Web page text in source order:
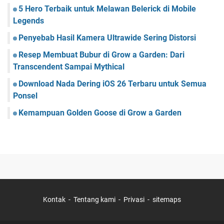
5 Hero Terbaik untuk Melawan Belerick di Mobile
Legends
Penyebab Hasil Kamera Ultrawide Sering Distorsi
Resep Membuat Bubur di Grow a Garden: Dari
Transcendent Sampai Mythical
Download Nada Dering iOS 26 Terbaru untuk Semua
Ponsel
Kemampuan Golden Goose di Grow a Garden
Kontak Tentang kami Privasi sitemaps